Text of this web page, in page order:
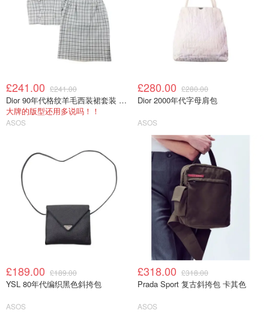
£241.00 £241.00
Dior 90年代格纹羊毛西装裙套装 S码
大牌的版型还用多说吗！！
ASOS
£280.00 £280.00
Dior 2000年代字母肩包
ASOS
£189.00 £189.00
YSL 80年代编织黑色斜挎包
ASOS
£318.00 £318.00
Prada Sport 复古斜挎包 卡其色
ASOS